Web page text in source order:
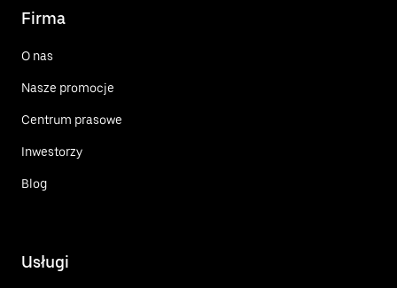
Firma
O nas
Nasze promocje
Centrum prasowe
Inwestorzy
Blog
Usługi